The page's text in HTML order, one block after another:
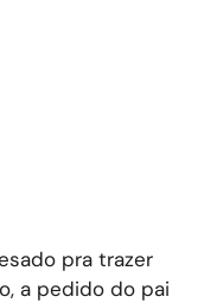
pra trazer
a pedido do pai